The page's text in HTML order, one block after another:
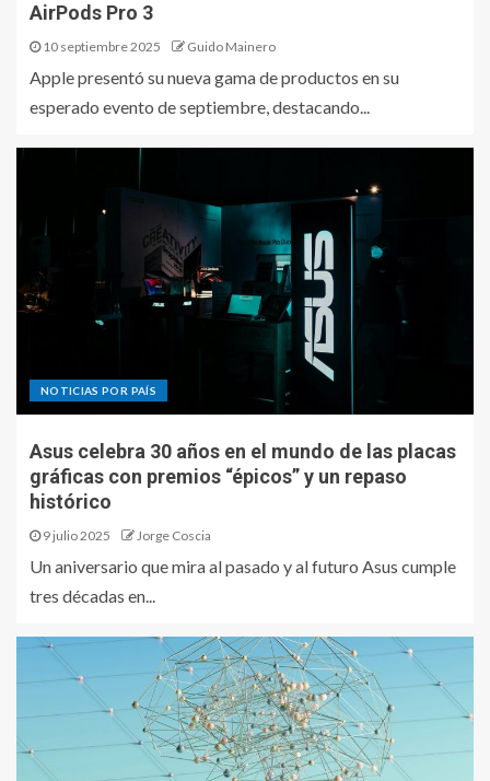
AirPods Pro 3
10 septiembre 2025 Guido Mainero
Apple presentó su nueva gama de productos en su
esperado evento de septiembre, destacando...
NOTICIAS POR PAÍS
Asus celebra 30 años en el mundo de las placas
gráficas con premios “épicos” y un repaso
histórico
9 julio 2025 Jorge Coscia
Un aniversario que mira al pasado y al futuro Asus cumple
tres décadas en...